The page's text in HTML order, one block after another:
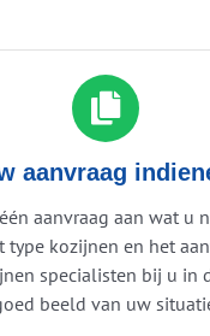
aanvraag
aanvraag aan wat u
type kozijnen en het
specialisten bij u in
beeld van uw